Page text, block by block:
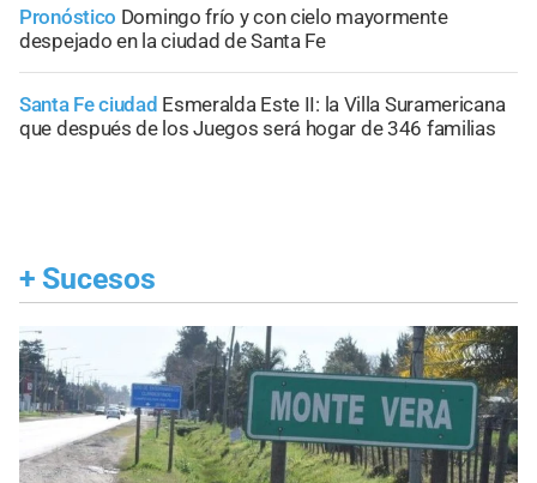
Pronóstico Domingo frío y con cielo mayormente
despejado en la ciudad de Santa Fe
Santa Fe ciudad Esmeralda Este II: la Villa Suramericana
que después de los Juegos será hogar de 346 familias
+ Sucesos